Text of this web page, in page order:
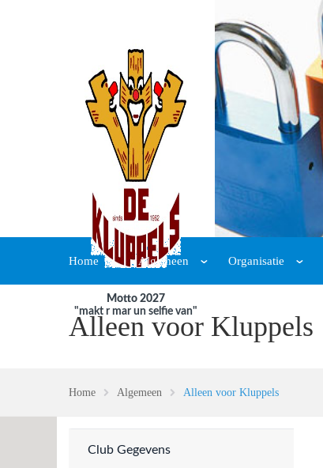
Motto 2027
"makt r mar un selfie van"
Home Algemeen Organisatie
Alleen voor Kluppels
Home Algemeen Alleen voor Kluppels
Club Gegevens